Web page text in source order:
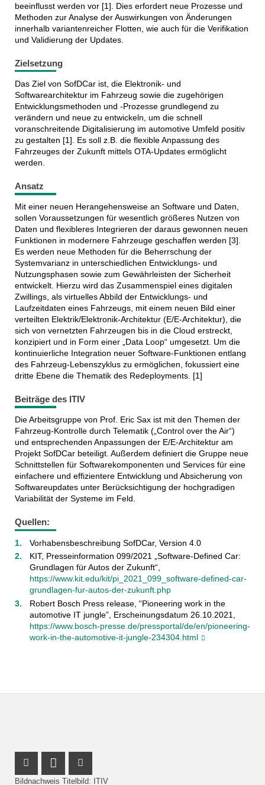
beeinflusst werden vor [1]. Dies erfordert neue Prozesse und
Methoden zur Analyse der Auswirkungen von Änderungen
innerhalb variantenreicher Flotten, wie auch für die Verifikation
und Validierung der Updates.
Zielsetzung
Das Ziel von SofDCar ist, die Elektronik- und
Softwarearchitektur im Fahrzeug sowie die zugehörigen
Entwicklungsmethoden und -Prozesse grundlegend zu
verändern und neue zu entwickeln, um die schnell
voranschreitende Digitalisierung im automotive Umfeld positiv
zu gestalten [1]. Es soll z.B. die flexible Anpassung des
Fahrzeuges der Zukunft mittels OTA-Updates ermöglicht
werden.
Ansatz
Mit einer neuen Herangehensweise an Software und Daten,
sollen Voraussetzungen für wesentlich größeres Nutzen von
Daten und flexibleres Integrieren der daraus gewonnen neuen
Funktionen in modernere Fahrzeuge geschaffen werden [3].
Es werden neue Methoden für die Beherrschung der
Systemvarianz in unterschiedlichen Entwicklungs- und
Nutzungsphasen sowie zum Gewährleisten der Sicherheit
entwickelt. Hierzu wird das Zusammenspiel eines digitalen
Zwillings, als virtuelles Abbild der Entwicklungs- und
Laufzeitdaten eines Fahrzeugs, mit einem neuen Bild einer
verteilten Elektrik/Elektronik-Architektur (E/E-Architektur), die
sich von vernetzten Fahrzeugen bis in die Cloud erstreckt,
konzipiert und in Form einer „Data Loop“ umgesetzt. Um die
kontinuierliche Integration neuer Software-Funktionen entlang
des Fahrzeug-Lebenszyklus zu ermöglichen, fokussiert eine
dritte Ebene die Thematik des Redeployments. [1]
Beiträge des ITIV
Die Arbeitsgruppe von Prof. Eric Sax ist mit den Themen der
Fahrzeug-Kontrolle durch Telematik („Control over the Air“)
und entsprechenden Anpassungen der E/E-Architektur am
Projekt SofDCar beteiligt. Außerdem definiert die Gruppe neue
Schnittstellen für Softwarekomponenten und Services für eine
einfachere und effizientere Entwicklung und Absicherung von
Softwareupdates unter Berücksichtigung der hochgradigen
Variabilität der Systeme im Feld.
Quellen:
Vorhabensbeschreibung SofDCar, Version 4.0
KIT, Presseinformation 099/2021 „Software-Defined Car:
Grundlagen für Autos der Zukunft“,
https://www.kit.edu/kit/pi_2021_099_software-defined-car-
grundlagen-fur-autos-der-zukunft.php
Robert Bosch Press release, “Pioneering work in the
automotive IT jungle”, Erscheinungsdatum 26.10.2021,
https://www.bosch-presse.de/pressportal/de/en/pioneering-
work-in-the-automotive-it-jungle-234304.html
Instagram Profil
LinkedIn Profil
Facebook Profil
Bildnachweis Titelbild: ITIV